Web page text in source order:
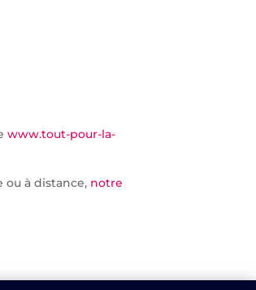
www.tout-pour-la-
ou à distance, notre